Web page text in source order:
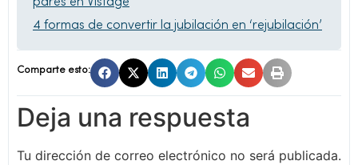
4 formas de convertir la jubilación en ‘rejubilación’
Comparte esto:
Deja una respuesta
Tu dirección de correo electrónico no será publicada.